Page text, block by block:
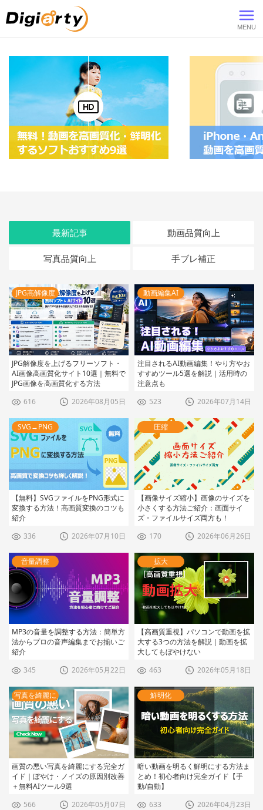
Digiarty
最新記事 動画品質向上
写真品質向上 手ブレ補正
JPG高解像度
JPG解像度を上げるフリーソフト・
AI画像高画質化サイト10選｜無料で
JPG画像を高画質化する方法
616
2026年08月05日
動画編集AI
注目されるAI動画編集！やり方やお
すすめツール5選を解説｜活用時の
注意点も
523
2026年07月14日
SVG→PNG
【無料】SVGファイルをPNG形式に
変換する方法！高画質変換のコツも
紹介
336
2026年07月10日
圧縮
【画像サイズ縮小】画像のサイズを
小さくする方法ご紹介：画面サイ
ズ・ファイルサイズ両方も！
170
2026年06月26日
音量調整
MP3の音量を調整する方法：簡単方
法からプロの音声編集までお揃いご
紹介
345
2026年05月22日
拡大
【高画質重視】パソコンで動画を拡
大する3つの方法を解説｜動画を拡
大してもぼやけない
463
2026年05月18日
写真を綺麗に
画質の悪い写真を綺麗にする完全ガ
イド｜ぼやけ・ノイズの原因別改善
＋無料AIツール9選
566
2026年05月07日
鮮明化
暗い動画を明るく鮮明にする方法ま
とめ！初心者向け完全ガイド【手
動/自動】
633
2026年04月23日